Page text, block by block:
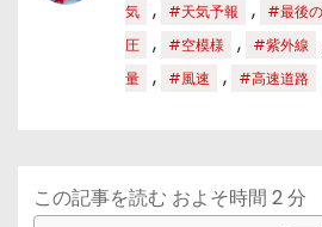
気
, #天気予報 , #最後
圧
, #空模様 , #紫外線
量
, #風速 , #高速道路
この記事を読む およそ時間 2分